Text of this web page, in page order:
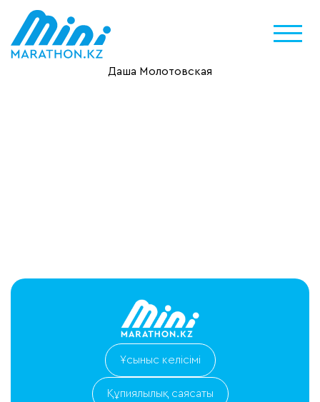
Даша Молотовская
Ұсыныс келісімі
Құпиялылық саясаты